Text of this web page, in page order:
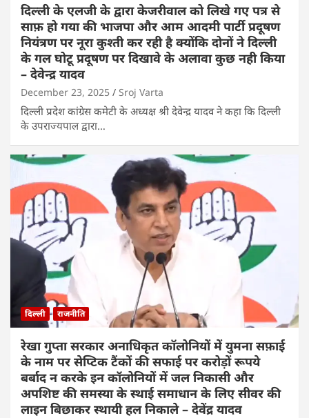
दिल्ली के एलजी के द्वारा केजरीवाल को लिखे गए पत्र से
साफ़ हो गया की भाजपा और आम आदमी पार्टी प्रदूषण
नियंत्रण पर नूरा कुश्ती कर रही है क्योंकि दोनों ने दिल्ली
के गल घोटू प्रदूषण पर दिखावे के अलावा कुछ नही किया
– देवेन्द्र यादव
December 23, 2025 Sroj Varta
दिल्ली प्रदेश कांग्रेस कमेटी के अध्यक्ष श्री देवेन्द्र यादव ने कहा कि दिल्ली
के उपराज्यपाल द्वारा…
दिल्ली राजनीति
रेखा गुप्ता सरकार अनाधिकृत कॉलोनियों में युमना सफ़ाई
के नाम पर सेप्टिक टैंकों की सफाई पर करोड़ों रूपये
बर्बाद न करके इन कॉलोनियों में जल निकासी और
अपशिष्ट की समस्या के स्थाई समाधान के लिए सीवर की
लाइन बिछाकर स्थायी हल निकाले – देवेंद्र यादव